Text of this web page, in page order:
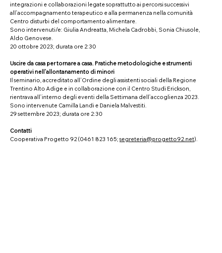
integrazioni e collaborazioni legate soprattutto ai percorsi successivi
all’accompagnamento terapeutico e alla permanenza nella comunità
Centro disturbi del comportamento alimentare.
Sono intervenuti/e: Giulia Andreatta, Michela Cadrobbi, Sonia Chiusole,
Aldo Genovese.
20 ottobre 2023; durata ore 2:30
Uscire da casa per tornare a casa. Pratiche metodologiche e strumenti
operativi nell’allontanamento di minori
Il seminario, accreditato all’Ordine degli assistenti sociali della Regione
Trentino Alto Adige e in collaborazione con il Centro Studi Erickson,
rientrava all’interno degli eventi della Settimana dell’accoglienza 2023.
Sono intervenute Camilla Landi e Daniela Malvestiti.
29 settembre 2023; durata ore 2:30
Contatti
Cooperativa Progetto 92 (0461 823 165;segreteria@progetto92.net).